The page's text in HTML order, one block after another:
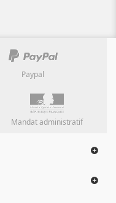
Paypal
Mandat administratif